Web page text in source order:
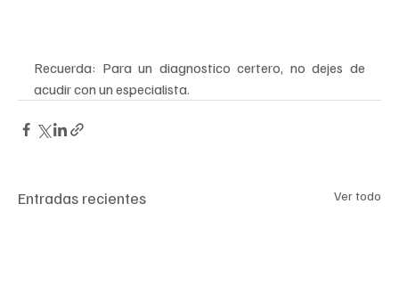
Recuerda: Para un diagnostico certero, no dejes de
acudir con un especialista.
Entradas recientes Ver todo